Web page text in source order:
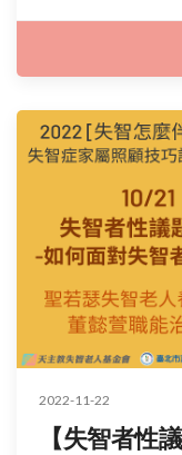
2022-11-22
【失智者性